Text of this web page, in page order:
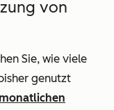
von
Sie, wie viele
genutzt
monatlichen